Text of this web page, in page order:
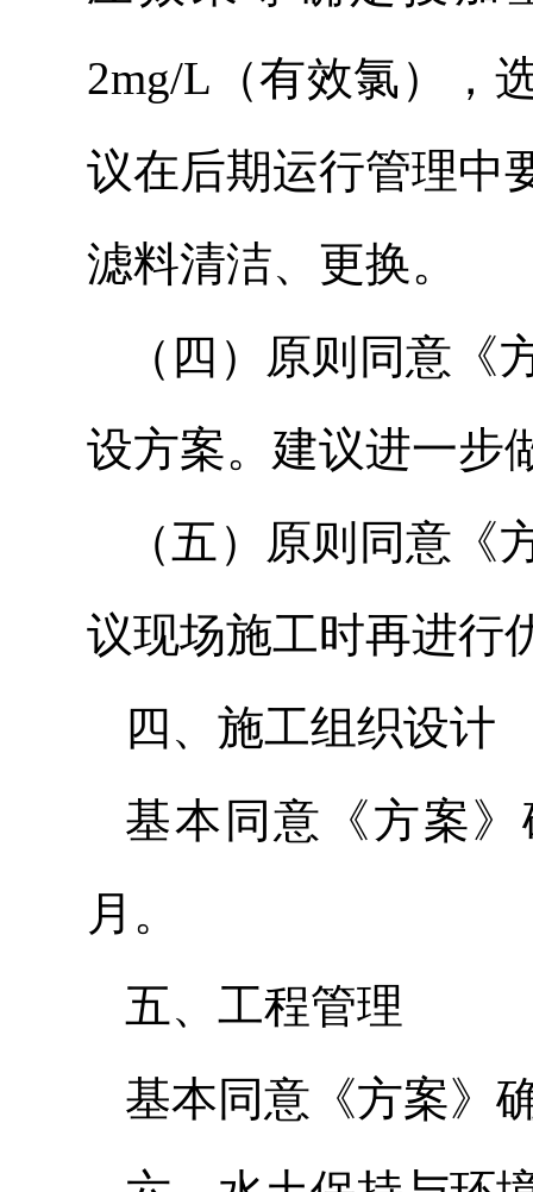
2mg/L（有效氯），
议在后期运行管理中
滤料清洁、更换。
（四）原则同意
设方案。建议进一步
（五）原则同意
议现场施工时再进行
四、施工组织设计
基本同意《方案
月。
五、工程管理
基本同意《方案》